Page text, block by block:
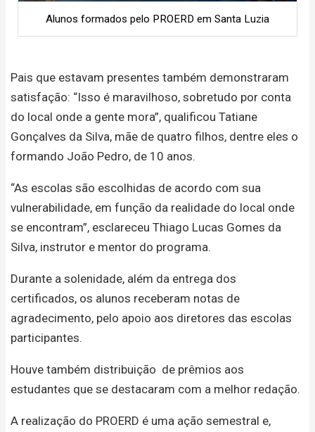
Alunos formados pelo PROERD em Santa Luzia
Pais que estavam presentes também demonstraram
satisfação: “Isso é maravilhoso, sobretudo por conta
do local onde a gente mora”, qualificou Tatiane
Gonçalves da Silva, mãe de quatro filhos, dentre eles o
formando João Pedro, de 10 anos.
“As escolas são escolhidas de acordo com sua
vulnerabilidade, em função da realidade do local onde
se encontram”, esclareceu Thiago Lucas Gomes da
Silva, instrutor e mentor do programa.
Durante a solenidade, além da entrega dos
certificados, os alunos receberam notas de
agradecimento, pelo apoio aos diretores das escolas
participantes.
Houve também distribuição de prêmios aos
estudantes que se destacaram com a melhor redação.
A realização do PROERD é uma ação semestral e,